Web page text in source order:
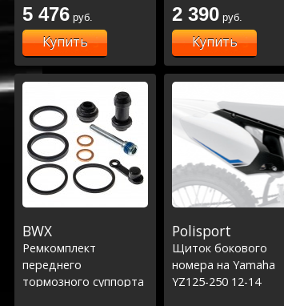
5 476 руб.
Купить
2 390 руб.
Купить
BWX
Ремкомплект
переднего
тормозного суппорта
Polisport
Щиток бокового
номера на Yamaha
YZ125-250 12-14